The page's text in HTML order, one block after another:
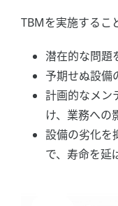
TBMを実施するこ
潜在的な問題
予期せぬ設備
計画的なメン
け、業務への
設備の劣化を
で、寿命を延